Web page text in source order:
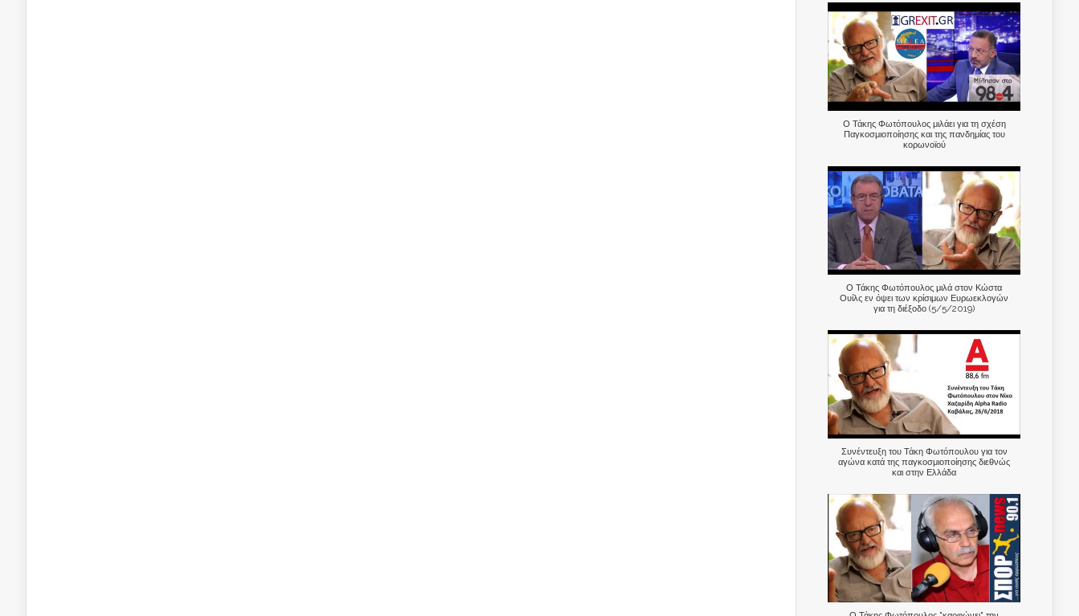
Ο Τάκης Φωτόπουλος μιλάει για τη σχέση
Παγκοσμιοποίησης και της πανδημίας του
κορωνοϊού
Ο Τάκης Φωτόπουλος μιλά στον Κώστα
Ουίλς εν όψει των κρίσιμων Ευρωεκλογών
για τη διέξοδο (5/5/2019)
Συνέντευξη του Τάκη Φωτόπουλου για τον
αγώνα κατά της παγκοσμιοποίησης διεθνώς
και στην Ελλάδα